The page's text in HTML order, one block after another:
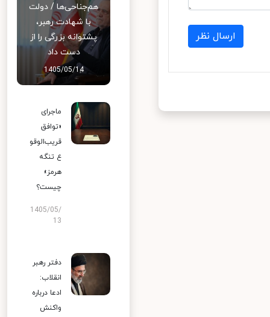
ارسال نظر
هم‌جناحی‌ها / دولت
با شهادت رهبر،
پشتوانه بزرگی را از
دست داد
1405/05/14
ماجرای
«توافق
قریب‌الوقو
ع تنگه
هرمز»
چیست؟
1405/05/
13
دفتر رهبر
انقلاب:
ادعا درباره
واکنش